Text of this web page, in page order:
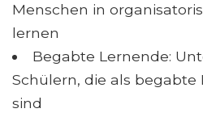
Menschen in
lernen
Begabte Lernende:
Schülern, die als
sind